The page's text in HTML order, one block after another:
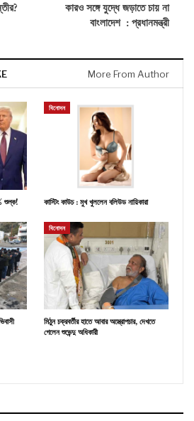
কারও সঙ্গে যুদ্ধে জড়াতে চায় না
বাংলাদেশ : প্রধানমন্ত্রী
More From Author
শুল্ক!
বিনোদন
কাস্টিং কাউচ : মুখ খুললেন বলিউড নায়িকারা
বিনোদন
মিঠুন চক্রবর্তীর হাতে আবার অস্ত্রোপচার, দেখতে
গেলেন শুভেন্দু অধিকারী